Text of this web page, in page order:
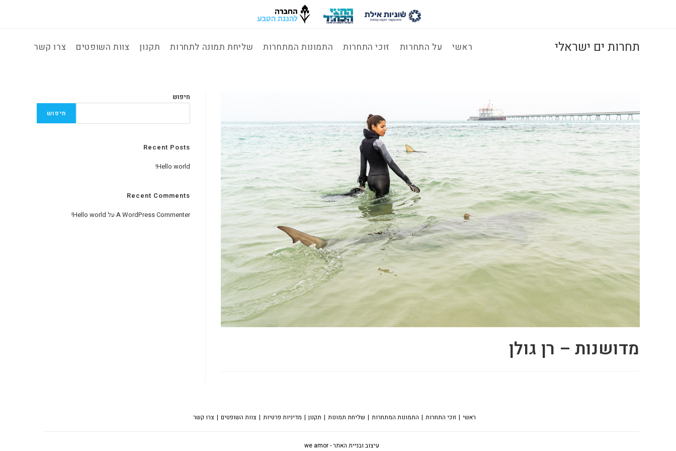
תחרות ים ישראלי ראשי על התחרות זוכי התחרות התמונות המתחרות שליחת תמונה לתחרות תקנון צוות השופטים צרו קשר
מדושנות – רן גולן
חיפוש
חיפוש
Recent Posts
Hello world!
Recent Comments
A WordPress Commenter על Hello world!
ראשי זוכי התחרות התמונות המתחרות שליחת תמונות תקנון מדיניות פרטיות צוות השופטים צרו קשר
עיצוב ובניית האתר - we amor